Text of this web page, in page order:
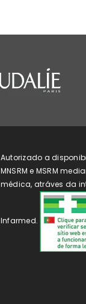
Autorizado a
MNSRM e MSRM
médica, atráves da
Infarmed.